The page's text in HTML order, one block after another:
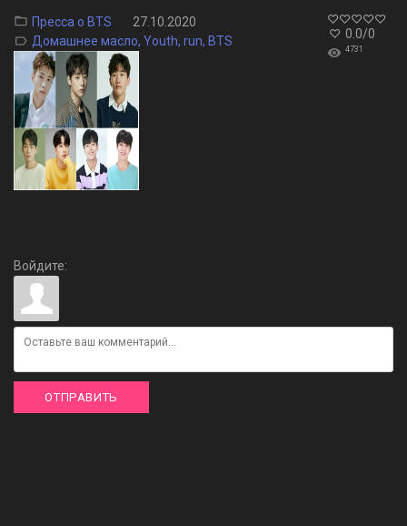
0.0/0
4731
Пресса о BTS
27.10.2020
Домашнее масло, Youth, run, BTS
Войдите:
ОТПРАВИТЬ